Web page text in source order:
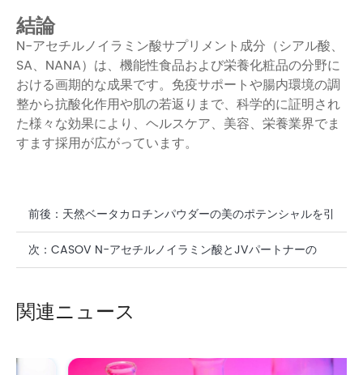
結論
N-アセチルノイラミン酸サプリメント成分（シアル酸、
SA、NANA）は、機能性食品および栄養化粧品の分野に
おける画期的な成果です。免疫サポートや腸内環境の調
整から抗酸化作用や肌の若返りまで、科学的に証明され
た様々な効果により、ヘルスケア、美容、栄養業界でま
すます採用が広がっています。
前後： 天然ベータカロチンパウダーの美のポテンシャルを引
き出す
次： CASOV N-アセチルノイラミン酸とJVパートナーの
を獲得！
関連ニュース